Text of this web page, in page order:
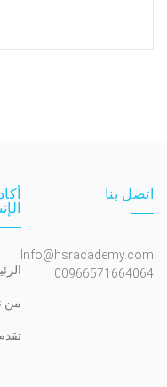
اتصل بنا
Info@hsracademy.com
00966571664064
من